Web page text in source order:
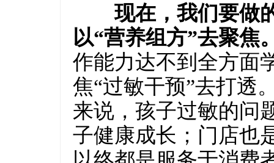
现在，我们要做
以“营养组方”去聚焦
作能力达不到全方面
焦“过敏干预”去打透
来说，孩子过敏的问
子健康成长；门店也